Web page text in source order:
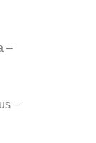
–
–